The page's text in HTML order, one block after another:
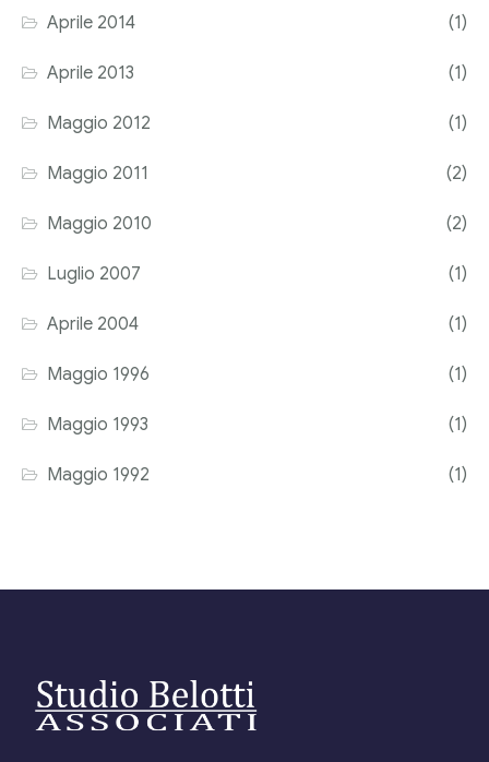
Aprile 2014 (1)
Aprile 2013 (1)
Maggio 2012 (1)
Maggio 2011 (2)
Maggio 2010 (2)
Luglio 2007 (1)
Aprile 2004 (1)
Maggio 1996 (1)
Maggio 1993 (1)
Maggio 1992 (1)